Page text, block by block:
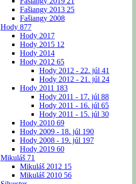
Fašiangy 2013 25
Fašiangy 2008
Hody 877
Hody 2017
Hody 2015 12
Hody 2014
Hody 2012 65
Hody 2012 - 22. júl 41
Hody 2012 - 21. júl 24
Hody 2011 183
Hody 2011 - 17. júl 88
Hody 2011 - 16. júl 65
Hody 2011 - 15. júl 30
Hody 2010 69
Hody 2009 - 18. júl 190
Hody 2008 - 19. júl 197
Hody 2019 60
Mikuláš 71
Mikuláš 2012 15
Mikuláš 2010 56